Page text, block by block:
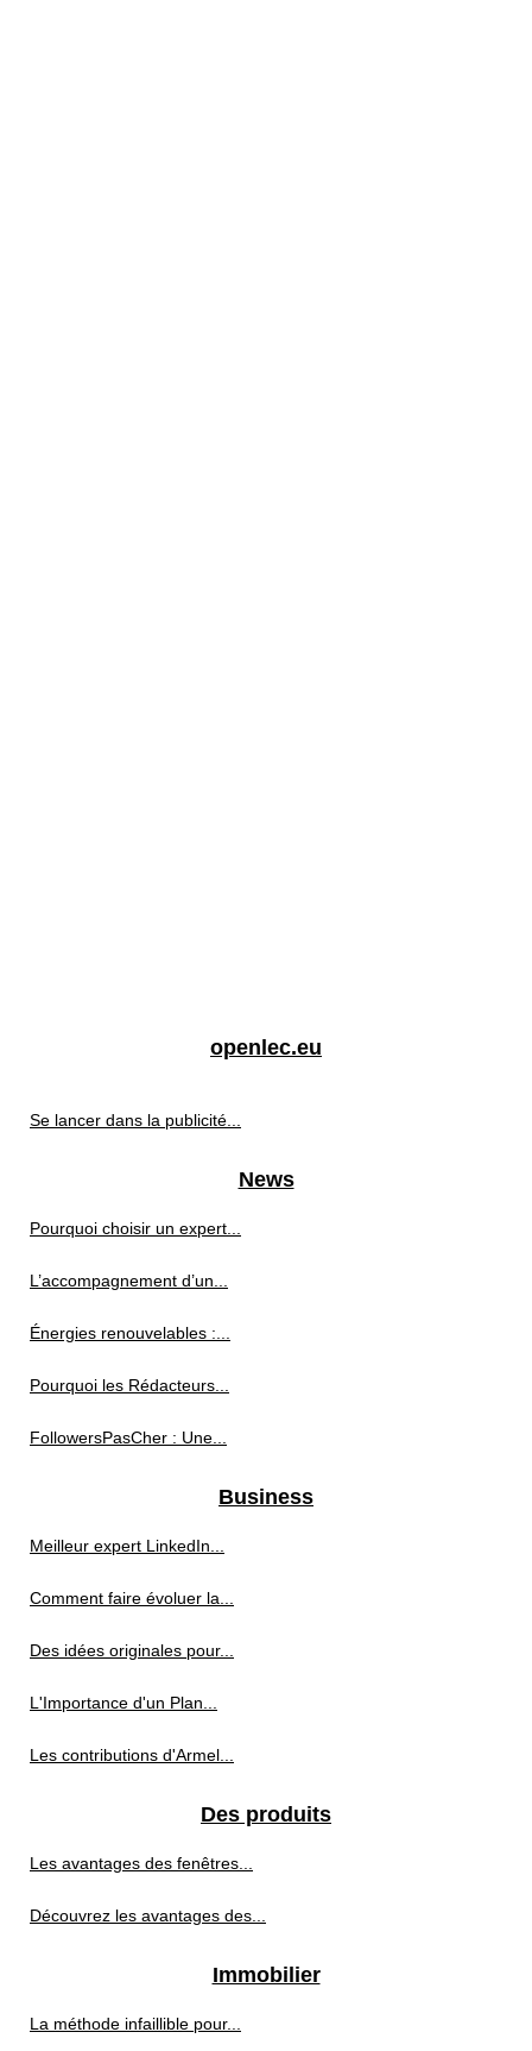
openlec.eu
Se lancer dans la publicité...
News
Pourquoi choisir un expert...
L’accompagnement d’un...
Énergies renouvelables :...
Pourquoi les Rédacteurs...
FollowersPasCher : Une...
Business
Meilleur expert LinkedIn...
Comment faire évoluer la...
Des idées originales pour...
L'Importance d'un Plan...
Les contributions d'Armel...
Des produits
Les avantages des fenêtres...
Découvrez les avantages des...
Immobilier
La méthode infaillible pour...